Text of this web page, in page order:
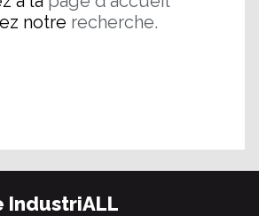
notre recherche.
IndustriALL